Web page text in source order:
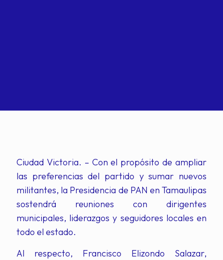
Ciudad Victoria. – Con el propósito de ampliar
las preferencias del partido y sumar nuevos
militantes, la Presidencia de PAN en Tamaulipas
sostendrá reuniones con dirigentes
municipales, liderazgos y seguidores locales en
todo el estado.
Al respecto, Francisco Elizondo Salazar,